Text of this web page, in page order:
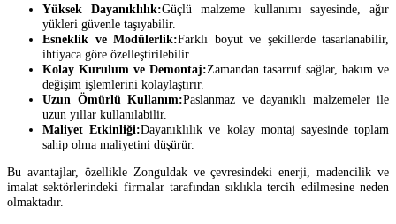
Yüksek Dayanıklılık:Güçlü malzeme kullanımı sayesinde, ağır
yükleri güvenle taşıyabilir.
Esneklik ve Modülerlik:Farklı boyut ve şekillerde tasarlanabilir,
ihtiyaca göre özelleştirilebilir.
Kolay Kurulum ve Demontaj:Zamandan tasarruf sağlar, bakım ve
değişim işlemlerini kolaylaştırır.
Uzun Ömürlü Kullanım:Paslanmaz ve dayanıklı malzemeler ile
uzun yıllar kullanılabilir.
Maliyet Etkinliği:Dayanıklılık ve kolay montaj sayesinde toplam
sahip olma maliyetini düşürür.
Bu avantajlar, özellikle Zonguldak ve çevresindeki enerji, madencilik ve
imalat sektörlerindeki firmalar tarafından sıklıkla tercih edilmesine neden
olmaktadır.